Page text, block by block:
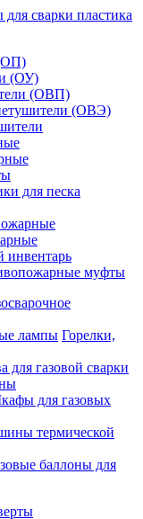
сварки пластика
(ОУ)
(ОВП)
(ОВЭ)
для песка
муфты
Горелки,
для газовой сварки
для газовых
термической
баллоны для